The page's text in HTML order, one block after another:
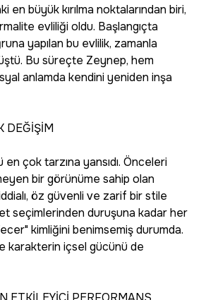
en büyük kırılma noktalarından biri,
evliliği oldu. Başlangıçta
yapılan bu evlilik, zamanla
Bu süreçte Zeynep, hem
anlamda kendini yeniden inşa
DEĞİŞİM
çok tarzına yansıdı. Önceleri
bir görünüme sahip olan
öz güvenli ve zarif bir stile
seçimlerinden duruşuna kadar her
kimliğini benimsemiş durumda.
karakterin içsel gücünü de